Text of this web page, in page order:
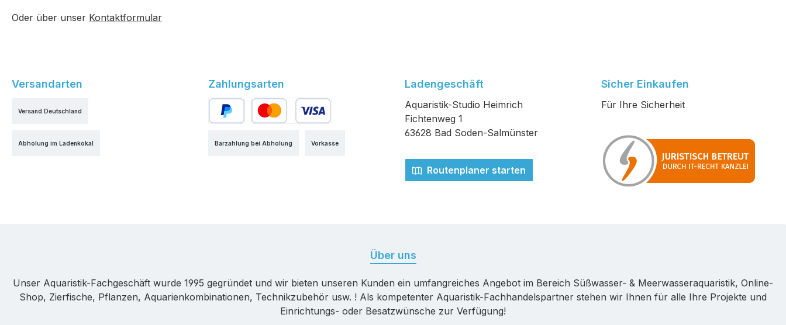
Oder über unser Kontaktformular
Versandarten
Versand Deutschland
Abholung im Ladenkokal
Zahlungsarten
Vorkasse
Barzahlung bei Abholung
Ladengeschäft
Aquaristik-Studio Heimrich
Fichtenweg 1
63628 Bad Soden-Salmünster
Routenplaner starten
Sicher Einkaufen
Für Ihre Sicherheit
Über uns
Unser Aquaristik-Fachgeschäft wurde 1995 gegründet und wir bieten unseren Kunden ein umfangreiches Angebot im Bereich Süßwasser- & Meerwasseraquaristik, Online-
Shop, Zierfische, Pflanzen, Aquarienkombinationen, Technikzubehör usw. ! Als kompetenter Aquaristik-Fachhandelspartner stehen wir Ihnen für alle Ihre Projekte und
Einrichtungs- oder Besatzwünsche zur Verfügung!